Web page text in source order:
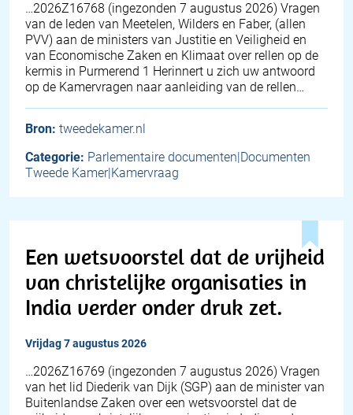
… 2026Z16768 (ingezonden 7 augustus 2026) Vragen
van de leden van Meetelen, Wilders en Faber, (allen
PVV) aan de ministers van Justitie en Veiligheid en
van Economische Zaken en Klimaat over rellen op de
kermis in Purmerend 1 Herinnert u zich uw antwoord
op de Kamervragen naar aanleiding van de rellen…
Bron: tweedekamer.nl
Categorie: Parlementaire documenten|Documenten
Tweede Kamer|Kamervraag
Een wetsvoorstel dat de vrijheid
van christelijke organisaties in
India verder onder druk zet.
vrijdag 7 augustus 2026
… 2026Z16769 (ingezonden 7 augustus 2026) Vragen
van het lid Diederik van Dijk (SGP) aan de minister van
Buitenlandse Zaken over een wetsvoorstel dat de